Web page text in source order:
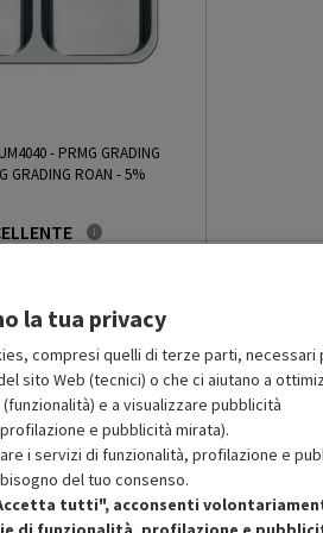
annuale
197
Out (h) 10
No Frost
No Frost
GRADING
GRADING ROAN - 5%
219.00 -5%
Prezzo ridotto da
208.05a -50%
104.02
al carrello
la tua privacy
compresi quelli di terze parti, necessari
sito Web (tecnici) o che ci aiutano a
e a visualizzare pubblicità
e pubblicità mirata).
i servizi di funzionalità, profilazione e
del tuo consenso.
tutti", acconsenti